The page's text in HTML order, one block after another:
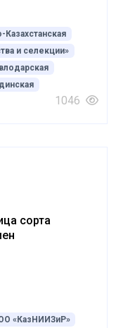
Казахстанская
и селекции»
1046
сорта
«КазНИИЗиР»